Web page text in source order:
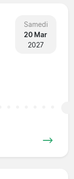
Samedi
20 Mar
2027